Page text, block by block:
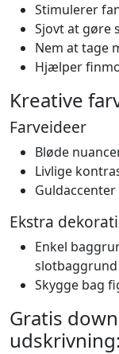
Stimulerer
Sjovt at gøre
Nem at tage
Hjælper
Kreative
Farveideer
Bløde
Livlige
Ekstra
Enkel
slotbaggrund
Skygge bag
Gratis